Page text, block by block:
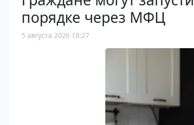
порядке через МФЦ
5 августа 2026 18:27